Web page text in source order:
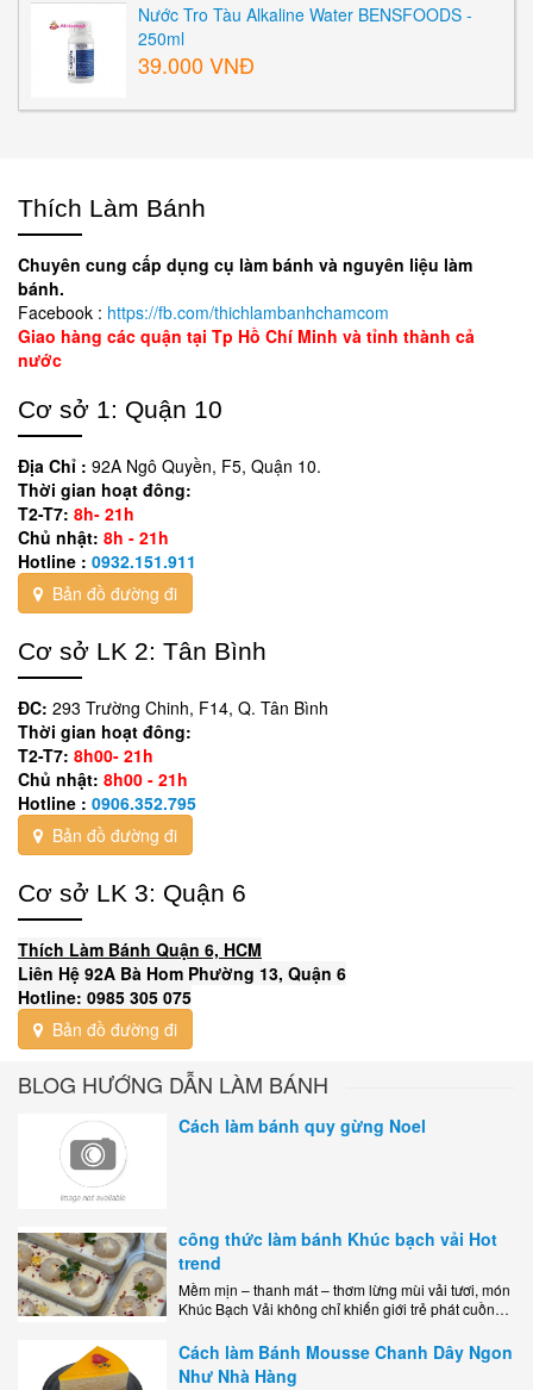
Nước Tro Tàu Alkaline Water BENSFOODS -
250ml
39.000 VNĐ
Thích Làm Bánh
Chuyên cung cấp dụng cụ làm bánh và nguyên liệu làm
bánh.
Facebook : https://fb.com/thichlambanhchamcom
Giao hàng các quận tại Tp Hồ Chí Minh và tỉnh thành cả
nước
Cơ sở 1: Quận 10
Địa Chỉ : 92A Ngô Quyền, F5, Quận 10.
Thời gian hoạt đông:
T2-T7: 8h- 21h
Chủ nhật: 8h - 21h
Hotline : 0932.151.911
Bản đồ đường đi
Cơ sở LK 2: Tân Bình
ĐC: 293 Trường Chinh, F14, Q. Tân Bình
Thời gian hoạt đông:
T2-T7: 8h00- 21h
Chủ nhật: 8h00 - 21h
Hotline : 0906.352.795
Bản đồ đường đi
Cơ sở LK 3: Quận 6
Thích Làm Bánh Quận 6, HCM
Liên Hệ 92A Bà Hom Phường 13, Quận 6
Hotline: 0985 305 075
Bản đồ đường đi
BLOG HƯỚNG DẪN LÀM BÁNH
Cách làm bánh quy gừng Noel
công thức làm bánh Khúc bạch vải Hot
trend
Mềm mịn – thanh mát – thơm lừng mùi vải tươi, món
Khúc Bạch Vải không chỉ khiến giới trẻ phát cuồng
Cách làm Bánh Mousse Chanh Dây Ngon
Như Nhà Hàng